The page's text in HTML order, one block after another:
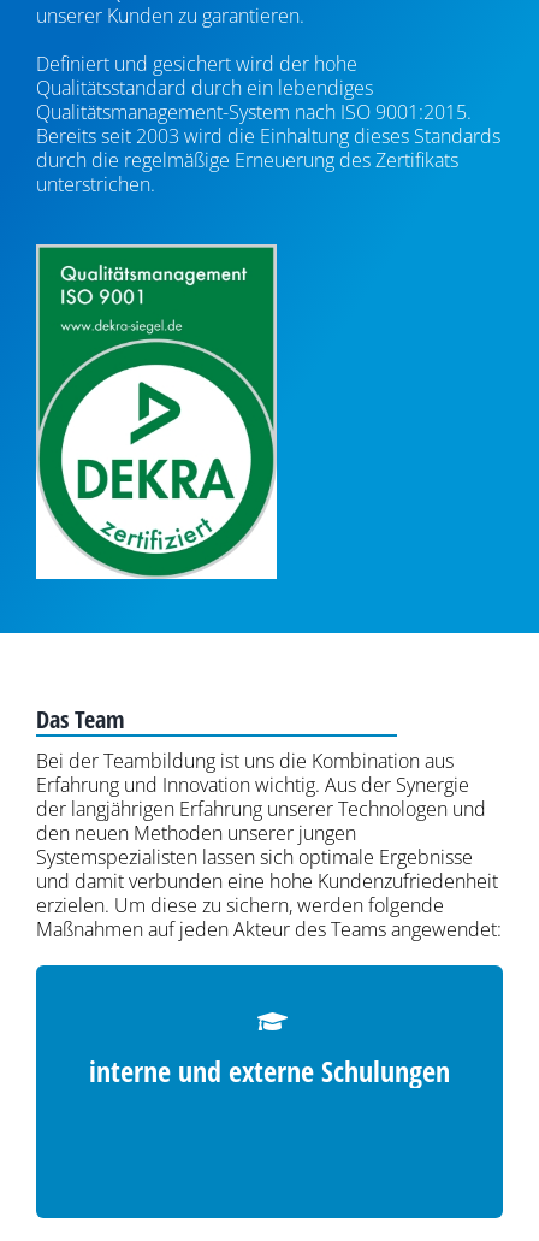
unserer Kunden zu garantieren.
Definiert und gesichert wird der hohe
Qualitätsstandard durch ein lebendiges
Qualitätsmanagement-System nach ISO 9001:2015.
Bereits seit 2003 wird die Einhaltung dieses Standards
durch die regelmäßige Erneuerung des Zertifikats
unterstrichen.
Das Team
Bei der Teambildung ist uns die Kombination aus
Erfahrung und Innovation wichtig. Aus der Synergie
der langjährigen Erfahrung unserer Technologen und
den neuen Methoden unserer jungen
Systemspezialisten lassen sich optimale Ergebnisse
und damit verbunden eine hohe Kundenzufriedenheit
erzielen. Um diese zu sichern, werden folgende
Maßnahmen auf jeden Akteur des Teams angewendet:
interne und externe Schulungen